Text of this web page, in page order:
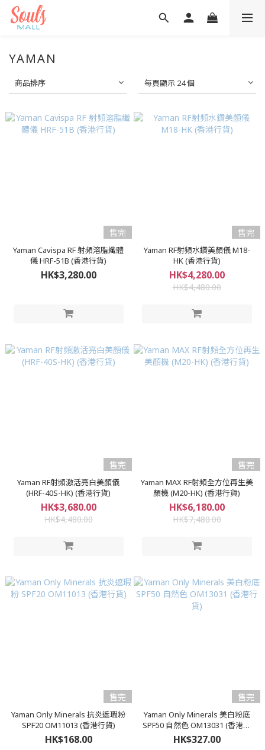
YAMAN
商品排序 每頁顯示 24 個
售完
Yaman Cavispa RF 射頻溶脂纖體
儀 HRF-51B (香港行貨)
HK$3,280.00
售完
Yaman RF射頻水鑽美顏儀 M18-
HK (香港行貨)
HK$4,280.00
HK$4,480.00
售完
Yaman RF射頻激活亮白美顏儀
(HRF-40S-HK) (香港行貨)
HK$3,680.00
HK$4,480.00
售完
Yaman MAX RF射頻全方位再生美
顏機 (M20-HK) (香港行貨)
HK$6,180.00
HK$7,480.00
售完
Yaman Only Minerals 抗炎遮瑕粉
SPF20 OM11013 (香港行貨)
HK$168.00
售完
Yaman Only Minerals 美白粉底
SPF50 自然色 OM13031 (香港行
貨)
HK$327.00